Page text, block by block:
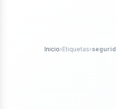
Inicio›Etiquetas›